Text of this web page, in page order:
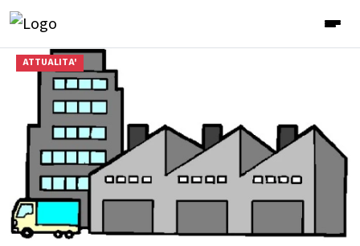
ATTUALITA'